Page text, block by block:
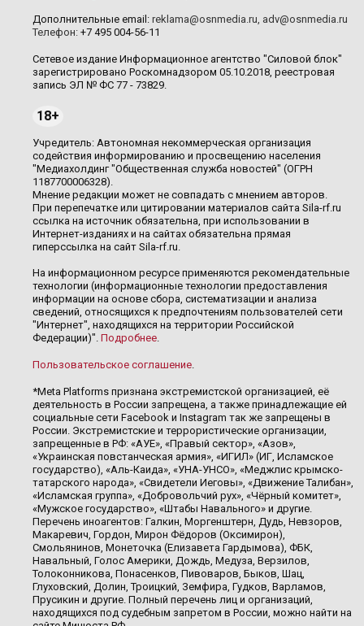
Дополнительные email: reklama@osnmedia.ru, adv@osnmedia.ru
Телефон: +7 495 004-56-11
Сетевое издание Информационное агентство "Силовой блок"
зарегистрировано Роскомнадзором 05.10.2018, реестровая
запись ЭЛ № ФС 77 - 73829.
18+
Учредитель: Автономная некоммерческая организация
содействия информированию и просвещению населения
"Медиахолдинг "Общественная служба новостей" (ОГРН
1187700006328).
Мнение редакции может не совпадать с мнением авторов.
При перепечатке или цитировании материалов сайта Sila-rf.ru
ссылка на источник обязательна, при использовании в
Интернет-изданиях и на сайтах обязательна прямая
гиперссылка на сайт Sila-rf.ru.
На информационном ресурсе применяются рекомендательные
технологии (информационные технологии предоставления
информации на основе сбора, систематизации и анализа
сведений, относящихся к предпочтениям пользователей сети
"Интернет", находящихся на территории Российской
Федерации)". Подробнее.
Пользовательское соглашение.
*Meta Platforms признана экстремистской организацией, её
деятельность в России запрещена, а также принадлежащие ей
социальные сети Facebook и Instagram так же запрещены в
России. Экстремистские и террористические организации,
запрещенные в РФ: «АУЕ», «Правый сектор», «Азов»,
«Украинская повстанческая армия», «ИГИЛ» (ИГ, Исламское
государство), «Аль-Каида», «УНА-УНСО», «Меджлис крымско-
татарского народа», «Свидетели Иеговы», «Движение Талибан»,
«Исламская группа», «Добровольчий рух», «Чёрный комитет»,
«Мужское государство», «Штабы Навального» и другие.
Перечень иноагентов: Галкин, Моргенштерн, Дудь, Невзоров,
Макаревич, Гордон, Мирон Фёдоров (Оксимирон),
Смольянинов, Монеточка (Елизавета Гардымова), ФБК,
Навальный, Голос Америки, Дождь, Медуза, Верзилов,
Толоконникова, Понасенков, Пивоваров, Быков, Шац,
Глуховский, Долин, Троицкий, Земфира, Гудков, Варламов,
Прусикин и другие. Полный перечень лиц и организаций,
находящихся под судебным запретом в России, можно найти на